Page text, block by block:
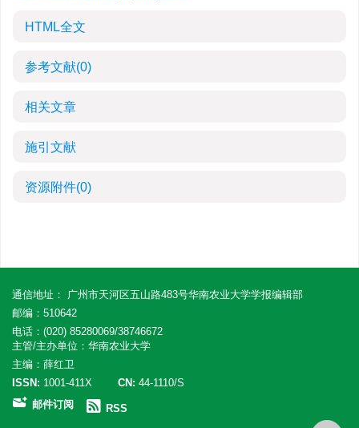
HTML全文
参考文献(0)
相关文章
施引文献
资源附件(0)
通信地址： 广州市天河区五山路483号华南农业大学学报编辑部
邮编：510642
电话：(020) 85280069/38746672
主管/主办单位：华南农业大学
主编：薛红卫
ISSN: 1001-411X CN: 44-1110/S
邮件订阅
RSS